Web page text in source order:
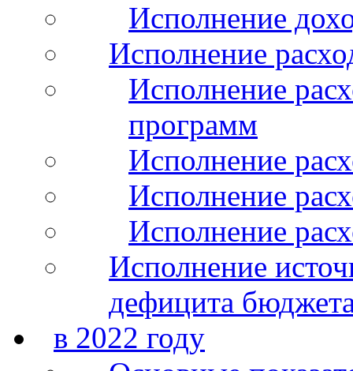
Исполнение
Исполнение
Исполнение
программ
Исполнение
Исполнение
Исполнение
Исполнение
дефицита
в 2022 году